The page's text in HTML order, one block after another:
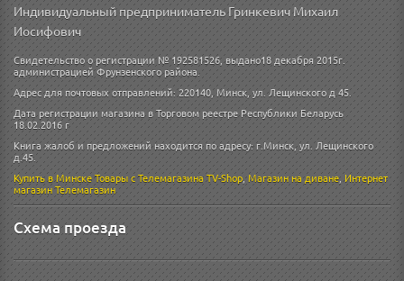
Индивидуальный предприниматель Гринкевич Михаил
Иосифович
Свидетельство о регистрации № 192581526, выдано18 декабря 2015г.
администрацией Фрунзенского района.
Адрес для почтовых отправлений: 220140, Минск, ул. Лещинского д 45.
Дата регистрации магазина в Торговом реестре Республики Беларусь
18.02.2016 г
Книга жалоб и предложений находится по адресу: г.Минск, ул. Лещинского
д.45.
Купить в МинскеТовары с Телемагазина TV-Shop,Магазин на диване,Интернет
магазинТелемагазин
Схема проезда